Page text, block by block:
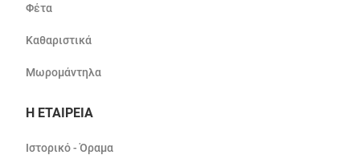
Φέτα
Καθαριστικά
Μωρομάντηλα
Η ΕΤΑΙΡΕΙΑ
Ιστορικό - Όραμα